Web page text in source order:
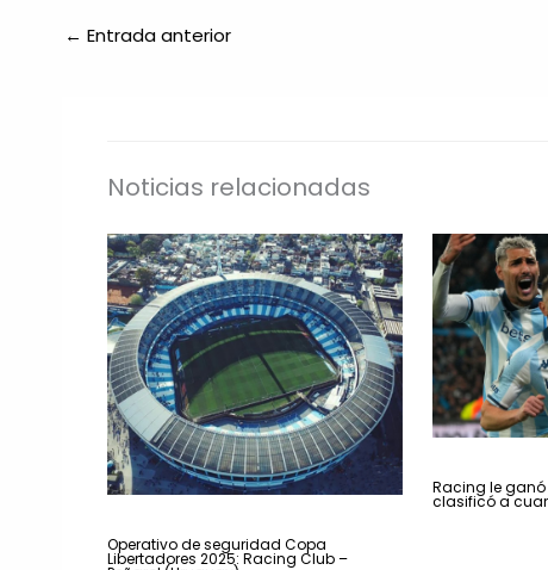
← Entrada anterior
Noticias relacionadas
Operativo de seguridad Copa
Libertadores 2025: Racing Club –
Racing le ganó
clasificó a